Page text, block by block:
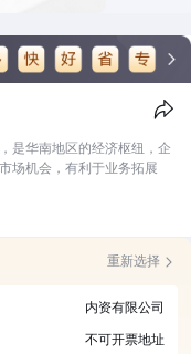
是华南地区的经济枢纽，企
场机会，有利于业务拓展
重新选择
内资有限公司
不可开票地址